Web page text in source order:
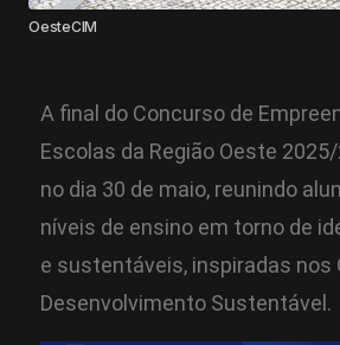
OesteCIM
A final do Concurso de
Escolas da Região Oeste
no dia 30 de maio, reunindo
níveis de ensino em torno de
e sustentáveis, inspiradas nos
Desenvolvimento Sustentável.